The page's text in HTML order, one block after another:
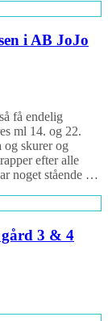
i AB JoJo
få endelig
ml 14. og 22.
og skurer og
efter alle
noget stående …
3 & 4